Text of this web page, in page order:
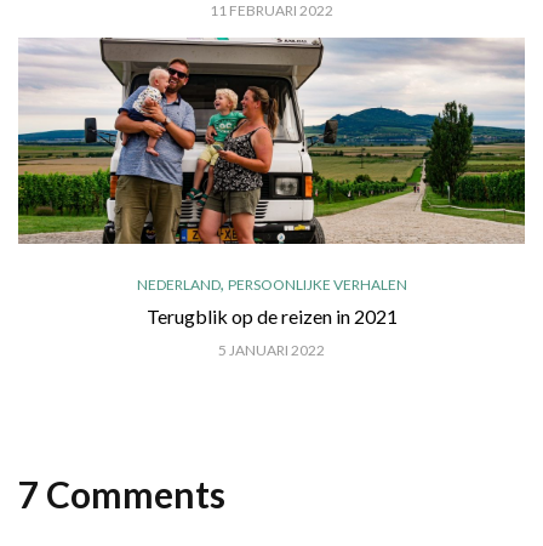
11 FEBRUARI 2022
NEDERLAND, PERSOONLIJKE VERHALEN
Terugblik op de reizen in 2021
5 JANUARI 2022
7 Comments